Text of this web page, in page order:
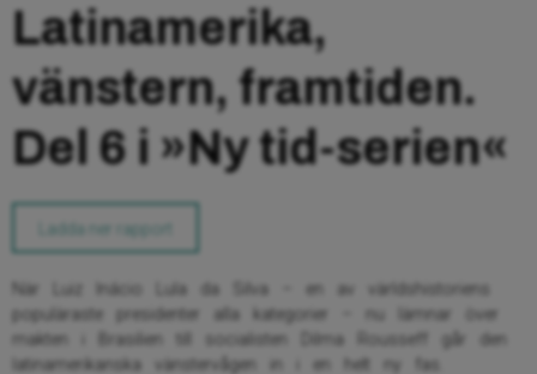
Latinamerika,
vänstern, framtiden.
Del 6 i »Ny tid-serien«
Ladda ner rapport
När Luiz Inácio Lula da Silva – en av världshistoriens
populäraste presidenter alla kategorier – nu lämnar över
makten i Brasilien till socialisten Dilma Rousseff går den
latinamerikanska vänstervågen in i en helt ny fas.